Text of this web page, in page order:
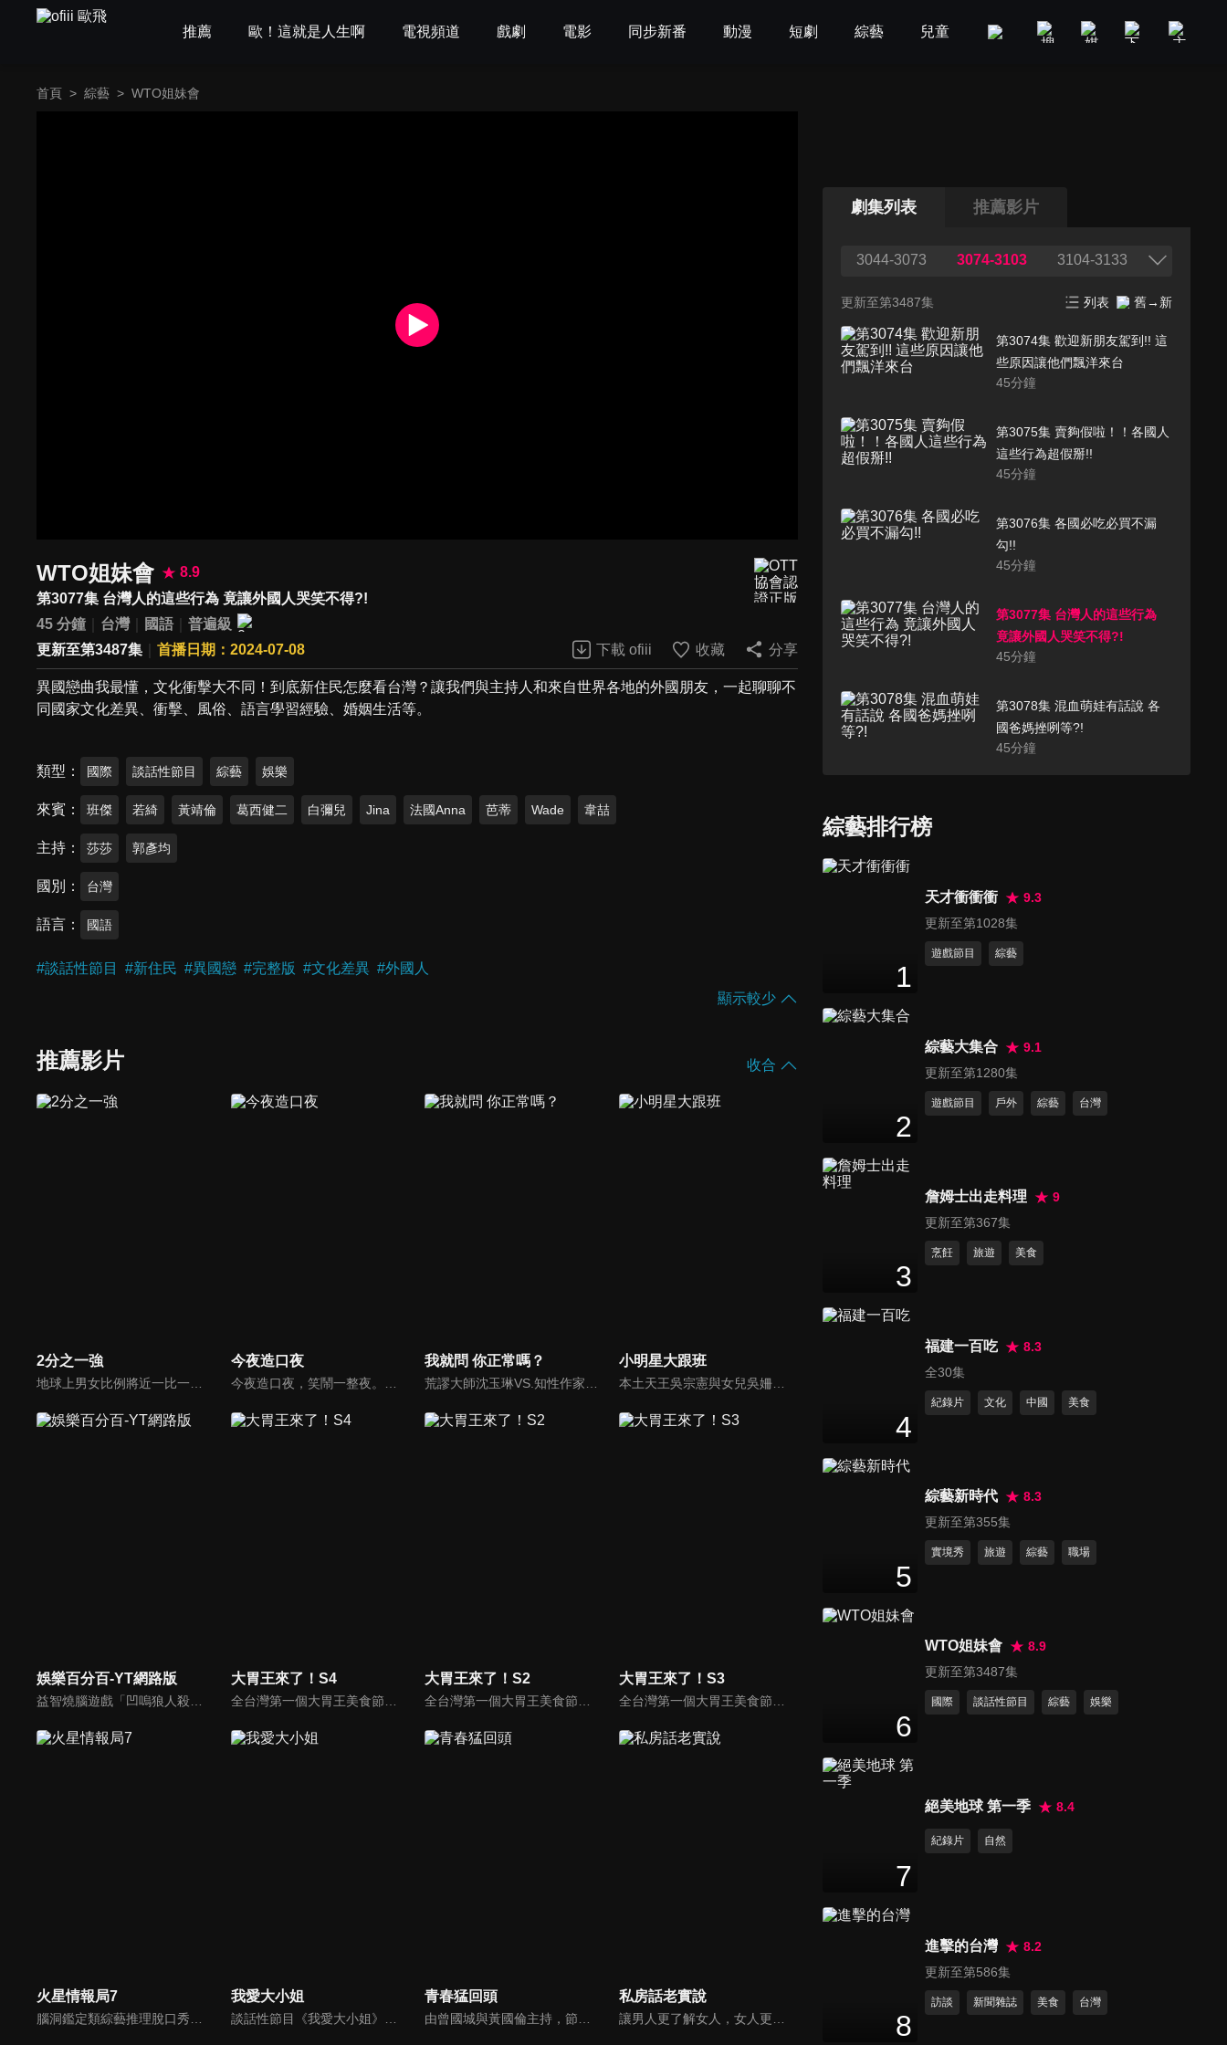
推薦 歐！這就是人生啊 電視頻道 戲劇 電影 同步新番 動漫 短劇 綜藝 兒童 GOOD TV 娛樂 美食旅遊
首頁 > 綜藝 > WTO姐妹會
WTO姐妹會
8.9
第3077集 台灣人的這些行為 竟讓外國人哭笑不得?!
45 分鐘
台灣 國語
普遍級
更新至第3487集
首播日期：2024-07-08 下載 ofiii 收藏 分享
異國戀曲我最懂，文化衝擊大不同！到底新住民怎麼看台灣？讓我們與主持人和來自世界各地的外國朋友，一起聊聊不
同國家文化差異、衝擊、風俗、語言學習經驗、婚姻生活等。
類型 國際 談話性節目 綜藝 娛樂
來賓 班傑 若綺 黃靖倫 葛西健二 白彌兒 Jina 法國Anna 芭蒂 Wade 韋喆
主持 莎莎 郭彥均
國別 台灣
語言 國語
#談話性節目 #新住民 #異國戀 #完整版 #文化差異 #外國人
顯示較少
推薦影片 收合
2分之一強 今夜造口夜 我就問 你正常嗎？ 小明星大跟班
本土天王吳宗憲與女兒吳姍儒（Sandy）搭檔主持，每集邀請來賓暢談演藝圈大小事，父女檔聯手笑果十足，老梗搭上新世代，最新組合強勢登場！
娛樂百分百-YT網路版 大胃王來了！S4 大胃王來了！S2 大胃王來了！S3
火星情報局7
腦洞鑑定類綜藝推理脫口秀，陣容為薛之謙、大張偉、楊迪、劉維、黃子弘凡、黃聖依、龐博等…節目圍繞著當下熱梗熱點、觀眾的興趣點、共鳴點展開故事；火星特工廣發英雄帖正面對撞，迎戰近年最出圈、最有趣、最敢說的廠牌大咖們。真金不怕火煉！一場席卷全網的廠牌巔峰之戰即將展開！
我愛大小姐
談話性節目《我愛大小姐》是由吳淡如、林慧萍主持的一檔談話性節目，講訴女人間的那些事。
青春猛回頭
由曾國城與黃國倫主持，節目中邀請20位20歲以下青少年組成青春團，另一邊則為年紀相較成熟的藝人來賓為不老團，每集分別就一件青少年必定遇見的事件討論，看兩個不同年代的人們，所擁有的不同看法與立場。帶領讓觀眾一起回到那些年的青春歲月！
私房話老實說
讓男人更了解女人，女人更了解自己 ，揭密女性私房話，讓療癒專家教你更愛自己！由于美人和納豆攜手主持，更多你想知道的女性私密話題都在《私房話老實說》。
劇集列表 推薦影片
3044-3073 3074-3103 3104-3133
更新至第3487集 列表 舊→新
第3074集 歡迎新朋友駕到!! 這
些原因讓他們飄洋來台
45分鐘
第3075集 賣夠假啦！！各國人
這些行為超假掰!!
45分鐘
第3076集 各國必吃必買不漏
勾!!
45分鐘
第3077集 台灣人的這些行為
竟讓外國人哭笑不得?!
45分鐘
第3078集 混血萌娃有話說 各
國爸媽挫咧等?!
45分鐘
第3080集 一樣東西兩樣價... 就
45分鐘
第3082集 各國人對密閉空間的
45 分鐘
45分鐘
第3084集 慾望之城!!各國弦外
第3085集 外國媳婦遠嫁來台!!
第3087集 惹熊惹虎母湯惹到恰
查某 這國女人你惹不起!!
食!! 竟隱藏這些有趣故事?!
第3089集 出國旅遊別再走老套
第3090集 台灣人真的好奇怪!!
45
第3092集 全球氣溫屢創新高!!
今年夏天熱到凍未條
綜藝排行榜
1
天才衝衝衝
9.3
更新至第1028集
遊戲節目 綜藝
2
綜藝大集合
9.1
更新至第1280集
遊戲節目 戶外 綜藝 台灣
3
詹姆士出走料理
9
更新至第367集
烹飪 旅遊 美食
4
福建一百吃
8.3
全30集
紀錄片 文化 中國 美食
5
綜藝新時代
8.3
更新至第355集
實境秀 旅遊 綜藝 職場
6
WTO姐妹會
8.9
更新至第3487集
國際 談話性節目 綜藝 娛樂
7
絕美地球 第一季 8.4
紀錄片 自然
8
進擊的台灣
8.2
更新至第586集
訪談 新聞雜誌 美食 台灣